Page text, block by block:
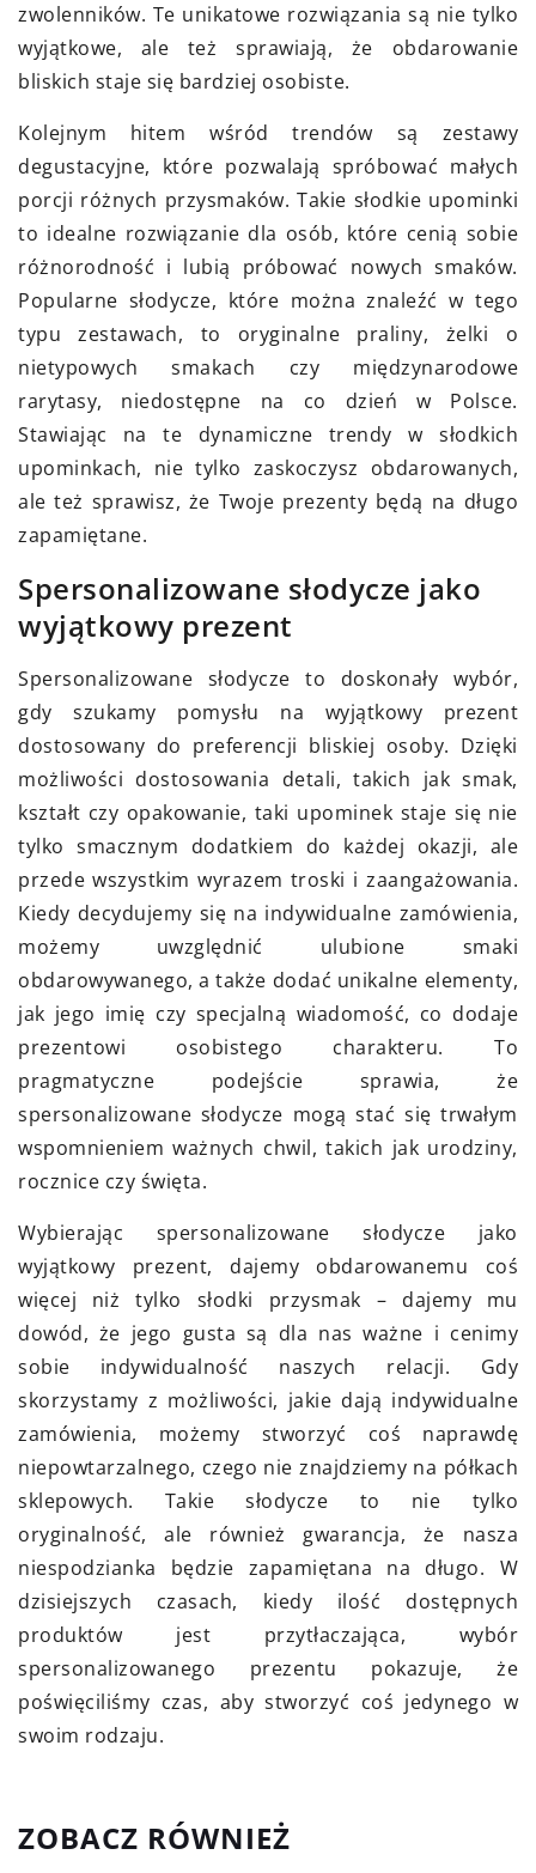
zwolenników. Te unikatowe rozwiązania są nie tylko
wyjątkowe, ale też sprawiają, że obdarowanie
bliskich staje się bardziej osobiste.
Kolejnym hitem wśród trendów są zestawy
degustacyjne, które pozwalają spróbować małych
porcji różnych przysmaków. Takie słodkie upominki
to idealne rozwiązanie dla osób, które cenią sobie
różnorodność i lubią próbować nowych smaków.
Popularne słodycze, które można znaleźć w tego
typu zestawach, to oryginalne praliny, żelki o
nietypowych smakach czy międzynarodowe
rarytasy, niedostępne na co dzień w Polsce.
Stawiając na te dynamiczne trendy w słodkich
upominkach, nie tylko zaskoczysz obdarowanych,
ale też sprawisz, że Twoje prezenty będą na długo
zapamiętane.
Spersonalizowane słodycze jako
wyjątkowy prezent
Spersonalizowane słodycze to doskonały wybór,
gdy szukamy pomysłu na wyjątkowy prezent
dostosowany do preferencji bliskiej osoby. Dzięki
możliwości dostosowania detali, takich jak smak,
kształt czy opakowanie, taki upominek staje się nie
tylko smacznym dodatkiem do każdej okazji, ale
przede wszystkim wyrazem troski i zaangażowania.
Kiedy decydujemy się na indywidualne zamówienia,
możemy uwzględnić ulubione smaki
obdarowywanego, a także dodać unikalne elementy,
jak jego imię czy specjalną wiadomość, co dodaje
prezentowi osobistego charakteru. To
pragmatyczne podejście sprawia, że
spersonalizowane słodycze mogą stać się trwałym
wspomnieniem ważnych chwil, takich jak urodziny,
rocznice czy święta.
Wybierając spersonalizowane słodycze jako
wyjątkowy prezent, dajemy obdarowanemu coś
więcej niż tylko słodki przysmak – dajemy mu
dowód, że jego gusta są dla nas ważne i cenimy
sobie indywidualność naszych relacji. Gdy
skorzystamy z możliwości, jakie dają indywidualne
zamówienia, możemy stworzyć coś naprawdę
niepowtarzalnego, czego nie znajdziemy na półkach
sklepowych. Takie słodycze to nie tylko
oryginalność, ale również gwarancja, że nasza
niespodzianka będzie zapamiętana na długo. W
dzisiejszych czasach, kiedy ilość dostępnych
produktów jest przytłaczająca, wybór
spersonalizowanego prezentu pokazuje, że
poświęciliśmy czas, aby stworzyć coś jedynego w
swoim rodzaju.
ZOBACZ RÓWNIEŻ